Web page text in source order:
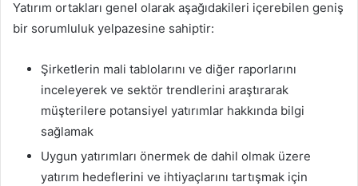
Yatırım ortakları genel olarak aşağıdakileri içerebilen geniş
bir sorumluluk yelpazesine sahiptir:
Şirketlerin mali tablolarını ve diğer raporlarını
inceleyerek ve sektör trendlerini araştırarak
müşterilere potansiyel yatırımlar hakkında bilgi
sağlamak
Uygun yatırımları önermek de dahil olmak üzere
yatırım hedeflerini ve ihtiyaçlarını tartışmak için